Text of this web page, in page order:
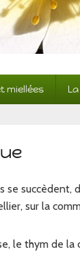
miellées
se succèdent,
sur la
le thym de la